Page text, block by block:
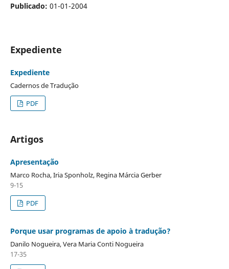
Publicado: 01-01-2004
Expediente
Expediente
Cadernos de Tradução
PDF
Artigos
Apresentação
Marco Rocha, Iria Sponholz, Regina Márcia Gerber
9-15
PDF
Porque usar programas de apoio à tradução?
Danilo Nogueira, Vera Maria Conti Nogueira
17-35